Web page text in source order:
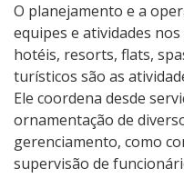
Processo de
Resultados
Resultados Vagas
O planejamento e a
equipes e atividades
hotéis, resorts, flats,
turísticos são as
Ele coordena desde
ornamentação de
gerenciamento, como
supervisão de